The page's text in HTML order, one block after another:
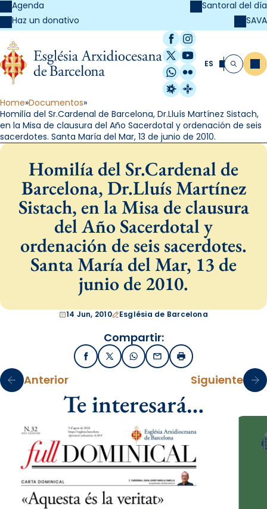
Agenda
Haz un donativo
Santoral del día
SAVA
Facebook
Instagram
X / Twitter
YouTube
WhatsApp
Flickr
Radio Estel
Catalunya
ES Buscar
Home Documentos
Homilía del Sr.Cardenal de Barcelona, Dr.Lluís Martínez Sistach,
en la Misa de clausura del Año Sacerdotal y ordenación de seis
sacerdotes. Santa María del Mar, 13 de junio de 2010.
Homilía del Sr.Cardenal de
Barcelona, Dr.Lluís Martínez
Sistach, en la Misa de clausura
del Año Sacerdotal y
ordenación de seis sacerdotes.
Santa María del Mar, 13 de
junio de 2010.
14 Jun, 2010 Església de Barcelona
Compartir:
FacebookX / TwitterWhatsApp
EmailImprimir
Anterior Siguiente
Te interesará…